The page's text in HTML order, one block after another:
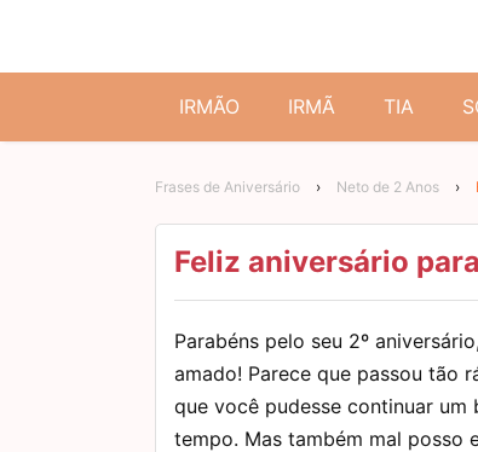
IRMÃO IRMÃ TIA
Frases de Aniversário › Neto de 2 Anos ›
Feliz aniversário
Parabéns pelo seu 2º
amado! Parece que passou tão
que você pudesse continuar um
tempo. Mas também mal posso